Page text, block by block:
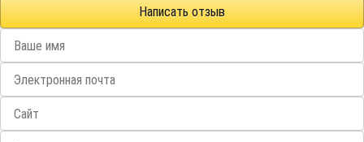
Написать отзыв